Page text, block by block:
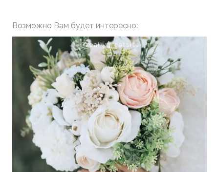
Возможно Вам будет интересно: